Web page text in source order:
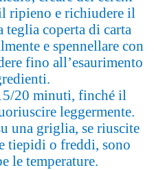
ripieno e richiudere il
coperta di carta
e spennellare con
fino all’esaurimento
20 minuti, finché il
leggermente.
una griglia, se riuscite
tiepidi o freddi, sono
le temperature.